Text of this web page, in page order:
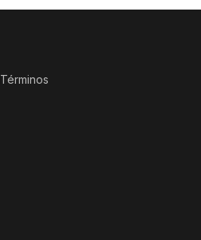
Términos